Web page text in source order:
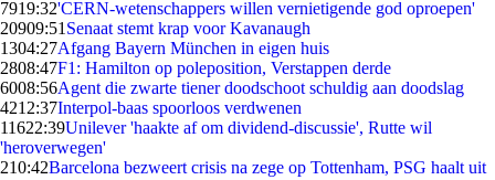
7919:32'CERN-wetenschappers willen vernietigende god oproepen'
20909:51 Senaat stemt krap voor Kavanaugh
1304:27Afgang Bayern München in eigen huis
2808:47F1: Hamilton op poleposition, Verstappen derde
6008:56Agent die zwarte tiener doodschoot schuldig aan doodslag
4212:37Interpol-baas spoorloos verdwenen
11622:39Unilever 'haakte af om dividend-discussie', Rutte wil
'heroverwegen'
210:42Barcelona bezweert crisis na zege op Tottenham, PSG haalt uit